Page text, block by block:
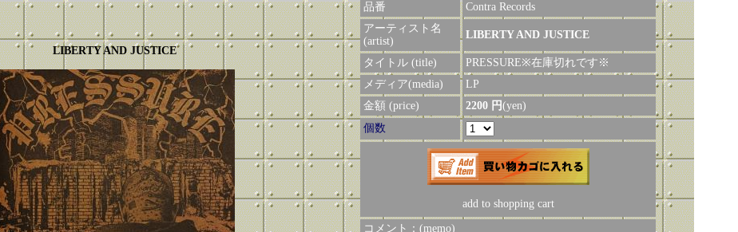
LIBERTY AND JUSTICE
品番
Contra Records
アーティスト名
(artist)
LIBERTY AND JUSTICE
タイトル (title)
PRESSURE※在庫切れです※
メディア(media)
LP
金額 (price)
2200 円(yen)
個数
add to shopping cart
コメント：(memo)